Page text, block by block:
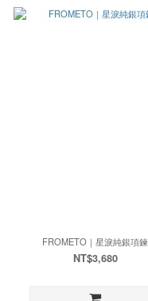
FROMETO｜星淚純銀項鍊
NT$3,680